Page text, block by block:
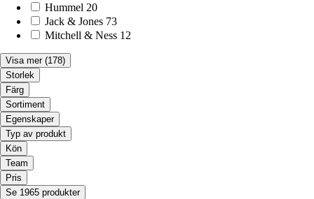
Hummel 20
Jack & Jones 73
Mitchell & Ness 12
Visa mer (178)
Storlek
Färg
Sortiment
Egenskaper
Typ av produkt
Kön
Team
Pris
Se 1965 produkter